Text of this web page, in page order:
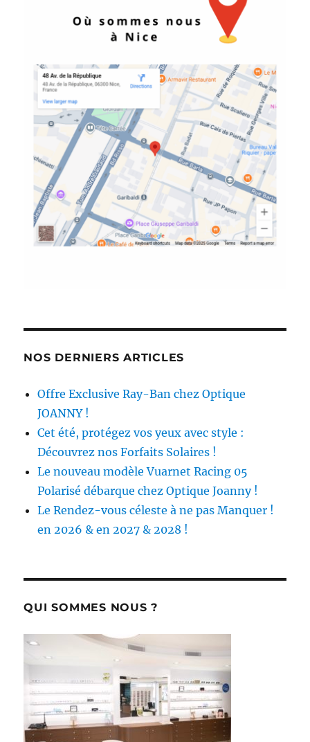
NOS DERNIERS ARTICLES
Offre Exclusive Ray-Ban chez Optique
JOANNY !
Cet été, protégez vos yeux avec style :
Découvrez nos Forfaits Solaires !
Le nouveau modèle Vuarnet Racing 05
Polarisé débarque chez Optique Joanny !
Le Rendez-vous céleste à ne pas Manquer !
en 2026 & en 2027 & 2028 !
QUI SOMMES NOUS ?